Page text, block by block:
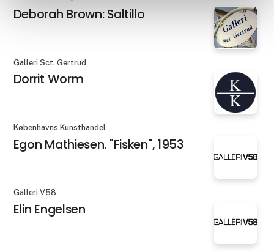
Deborah Brown: Saltillo
Galleri Sct. Gertrud
Dorrit Worm
Københavns Kunsthandel
Egon Mathiesen. "Fisken", 1953
Galleri V58
Elin Engelsen